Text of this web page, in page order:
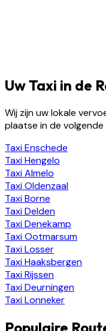
Uw Taxi in de
Wij zijn uw lokale
plaatse in de
TaxiEnschede
TaxiHengelo
TaxiAlmelo
TaxiOldenzaal
TaxiBorne
TaxiDelden
TaxiDenekamp
TaxiOotmarsum
TaxiLosser
TaxiHaaksbergen
TaxiRijssen
TaxiDeurningen
TaxiLonneker
Populaire